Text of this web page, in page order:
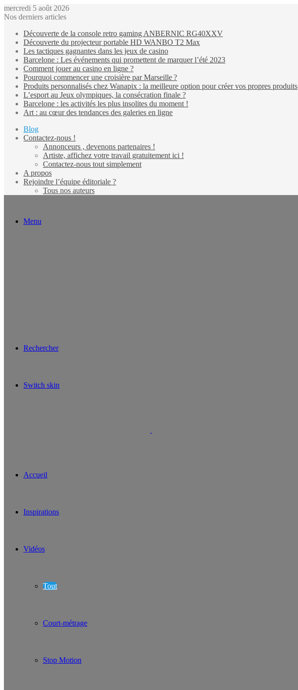
mercredi 5 août 2026
Nos derniers articles
Découverte de la console retro gaming ANBERNIC RG40XXV
Découverte du projecteur portable HD WANBO T2 Max
Les tactiques gagnantes dans les jeux de casino
Barcelone : Les événements qui promettent de marquer l’été 2023
Comment jouer au casino en ligne ?
Pourquoi commencer une croisière par Marseille ?
Produits personnalisés chez Wanapix : la meilleure option pour créer vos propres produits
L’esport au Jeux olympiques, la consécration finale ?
Barcelone : les activités les plus insolites du moment !
Art : au cœur des tendances des galeries en ligne
Blog
Contactez-nous !
Annonceurs , devenons partenaires !
Artiste, affichez votre travail gratuitement ici !
Contactez-nous tout simplement
A propos
Rejoindre l’équipe éditoriale ?
Tous nos auteurs
Menu
Rechercher
Switch skin
Accueil
Inspirations
Vidéos
Tout
Court-métrage
Stop Motion